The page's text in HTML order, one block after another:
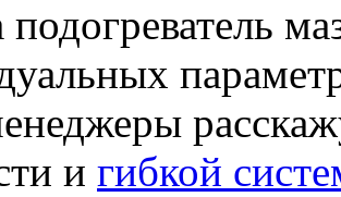
и гибкой